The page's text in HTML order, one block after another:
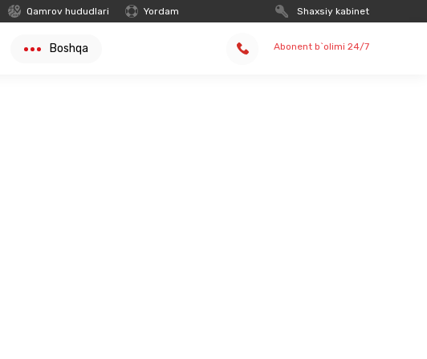
Qamrov hududlari Yordam Shaxsiy kabinet
Boshqa Abonent b`olimi 24/7